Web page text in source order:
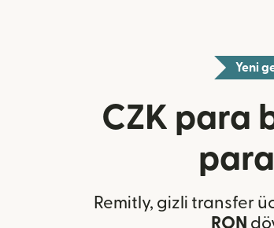
Yeni
CZK para
Remitly, gizli transfer
RON